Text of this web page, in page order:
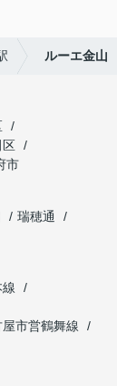
ルーエ金山
区
市
瑞穂通
市営鶴舞線